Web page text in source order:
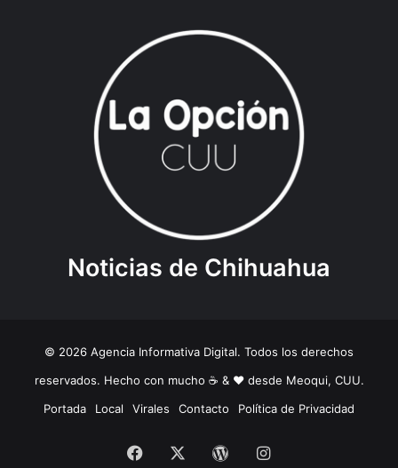
Noticias de Chihuahua
© 2026 Agencia Informativa Digital. Todos los derechos
reservados. Hecho con mucho ☕️ & ❤️ desde Meoqui, CUU.
Portada
Local Virales Contacto Política de Privacidad
Facebook WordPressInstagram